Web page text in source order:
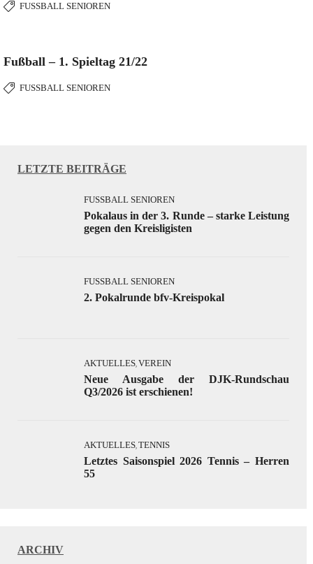
FUSSBALL SENIOREN
Fußball – 1. Spieltag 21/22
FUSSBALL SENIOREN
LETZTE BEITRÄGE
FUSSBALL SENIOREN
Pokalaus in der 3. Runde – starke Leistung
gegen den Kreisligisten
FUSSBALL SENIOREN
2. Pokalrunde bfv-Kreispokal
AKTUELLES, VEREIN
Neue Ausgabe der DJK-Rundschau
Q3/2026 ist erschienen!
AKTUELLES, TENNIS
Letztes Saisonspiel 2026 Tennis – Herren
55
ARCHIV